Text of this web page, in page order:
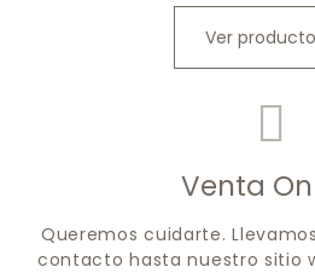
Ver
Venta
Queremos cuidarte.
contacto hasta nuestro sitio